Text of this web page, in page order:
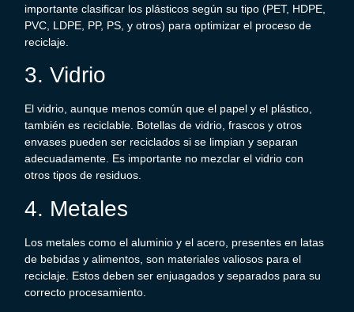
importante clasificar los plásticos según su tipo (PET, HDPE,
PVC, LDPE, PP, PS, y otros) para optimizar el proceso de
reciclaje.
3. Vidrio
El vidrio, aunque menos común que el papel y el plástico,
también es reciclable. Botellas de vidrio, frascos y otros
envases pueden ser reciclados si se limpian y separan
adecuadamente. Es importante no mezclar el vidrio con
otros tipos de residuos.
4. Metales
Los metales como el aluminio y el acero, presentes en latas
de bebidas y alimentos, son materiales valiosos para el
reciclaje. Estos deben ser enjuagados y separados para su
correcto procesamiento.